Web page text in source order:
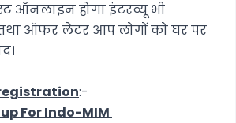
ऑनलाइन होगा इंटरव्यू भी
ऑफर लेटर आप लोगों को घर पर
:-
For Indo-MIM